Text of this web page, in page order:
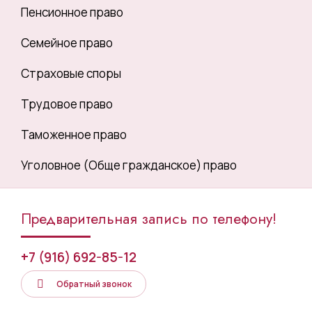
Пенсионное право
Семейное право
Страховые споры
Трудовое право
Таможенное право
Уголовное (Обще гражданское) право
Предварительная запись по телефону!
+7 (916) 692-85-12
Обратный звонок